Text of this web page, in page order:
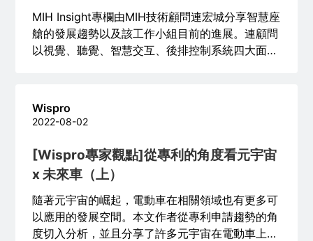
MIH Insight專欄由MIH技術顧問連宏城分享智慧座
艙的發展趨勢以及該工作小組目前的進展。連顧問
以視覺、聽覺、智慧交互、後排控制系統四大面向
Wispro
2022-08-02
[Wispro專家觀點]從專利的角度看元宇宙
x 未來車（上）
隨著元宇宙的崛起，電動車在相關領域也有更多可
以應用的發展空間。本文作者從專利申請趨勢的角
度切入分析，並且分享了許多元宇宙在電動車上可